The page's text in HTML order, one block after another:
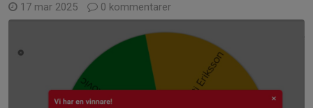
17 mar 2025 0 kommentarer